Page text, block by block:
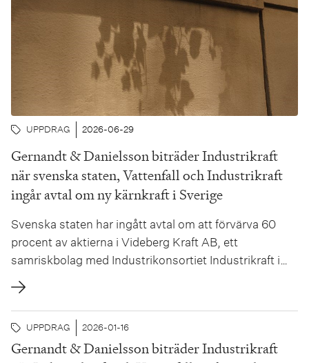
UPPDRAG 2026-06-29
Gernandt & Danielsson biträder Industrikraft
när svenska staten, Vattenfall och Industrikraft
ingår avtal om ny kärnkraft i Sverige
Svenska staten har ingått avtal om att förvärva 60
procent av aktierna i Videberg Kraft AB, ett
samriskbolag med Industrikonsortiet Industrikraft i
Sverige AB och Vattenfall AB som övriga delägare.
Videberg Kraft AB avser att bygga och driva nya
kärnkraftsreaktorer på Väröhalvön i Varbergs
kommun. Svenska staten, Industrikraft och Vattenfall
AB har kommit...
UPPDRAG 2026-01-16
Gernandt & Danielsson biträder Industrikraft